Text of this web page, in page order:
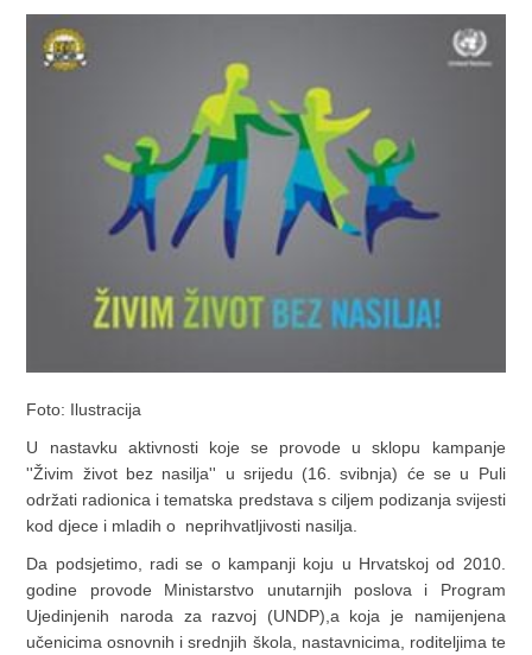
Foto: Ilustracija
U nastavku aktivnosti koje se provode u sklopu kampanje
''Živim život bez nasilja'' u srijedu (16. svibnja) će se u Puli
održati radionica i tematska predstava s ciljem podizanja svijesti
kod djece i mladih o neprihvatljivosti nasilja.
Da podsjetimo, radi se o kampanji koju u Hrvatskoj od 2010.
godine provode Ministarstvo unutarnjih poslova i Program
Ujedinjenih naroda za razvoj (UNDP),a koja je namijenjena
učenicima osnovnih i srednjih škola, nastavnicima, roditeljima te